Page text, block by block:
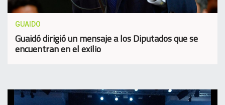
GUAIDO
Guaidó dirigió un mensaje a los Diputados que se
encuentran en el exilio